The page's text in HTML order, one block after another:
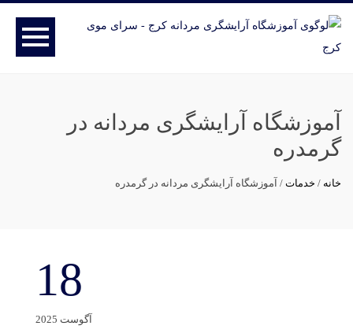
آموزشگاه آرایشگری مردانه در
گرمدره
خانه / خدمات / آموزشگاه آرایشگری مردانه در گرمدره
18
آگوست 2025